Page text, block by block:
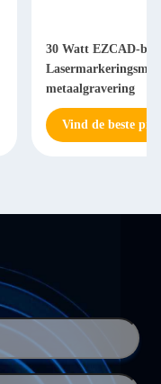
30 Watt EZCAD-
metaalgravering
Vind de beste